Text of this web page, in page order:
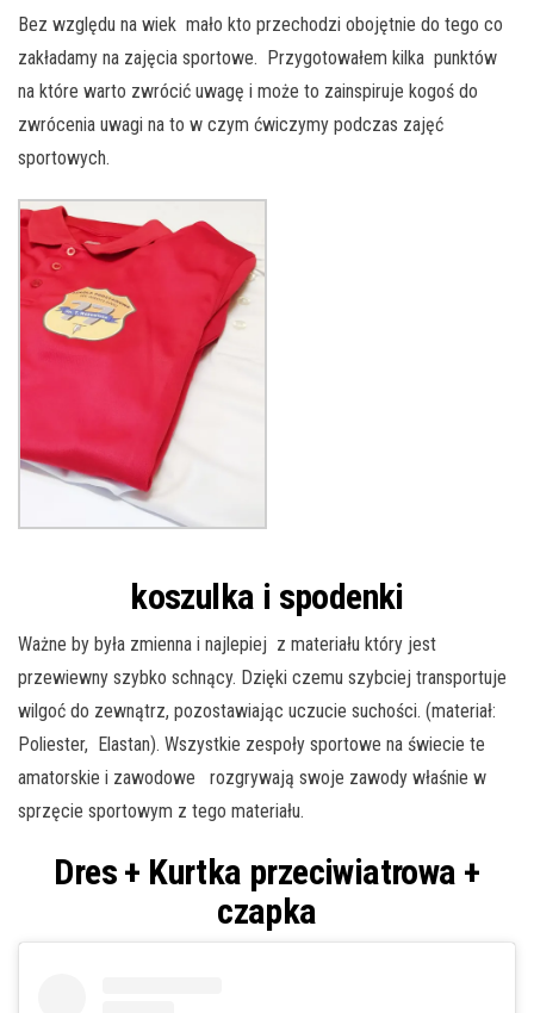
Bez względu na wiek mało kto przechodzi obojętnie do tego co
zakładamy na zajęcia sportowe. Przygotowałem kilka punktów
na które warto zwrócić uwagę i może to zainspiruje kogoś do
zwrócenia uwagi na to w czym ćwiczymy podczas zajęć
sportowych.
koszulka i spodenki
Ważne by była zmienna i najlepiej z materiału który jest
przewiewny szybko schnący. Dzięki czemu szybciej transportuje
wilgoć do zewnątrz, pozostawiając uczucie suchości. (materiał:
Poliester, Elastan). Wszystkie zespoły sportowe na świecie te
amatorskie i zawodowe rozgrywają swoje zawody właśnie w
sprzęcie sportowym z tego materiału.
Dres + Kurtka przeciwiatrowa +
czapka